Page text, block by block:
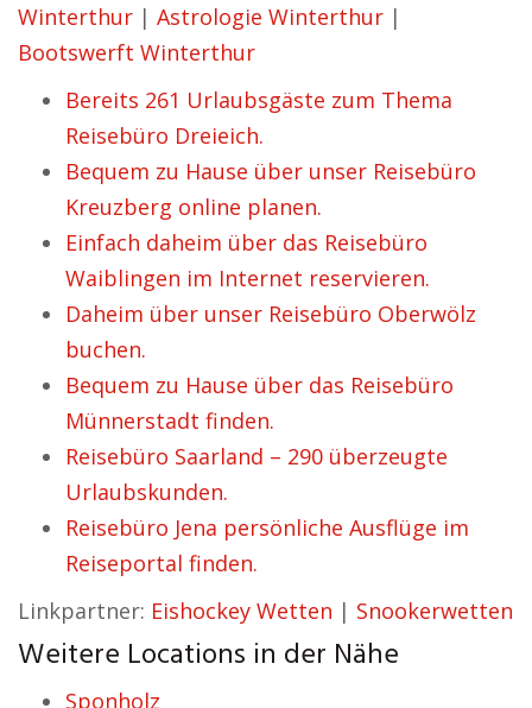
Winterthur | Astrologie Winterthur |
Bootswerft Winterthur
Bereits 261 Urlaubsgäste zum Thema
Reisebüro Dreieich.
Bequem zu Hause über unser Reisebüro
Kreuzberg online planen.
Einfach daheim über das Reisebüro
Waiblingen im Internet reservieren.
Daheim über unser Reisebüro Oberwölz
buchen.
Bequem zu Hause über das Reisebüro
Münnerstadt finden.
Reisebüro Saarland – 290 überzeugte
Urlaubskunden.
Reisebüro Jena persönliche Ausflüge im
Reiseportal finden.
Linkpartner: Eishockey Wetten | Snookerwetten
Weitere Locations in der Nähe
Sponholz